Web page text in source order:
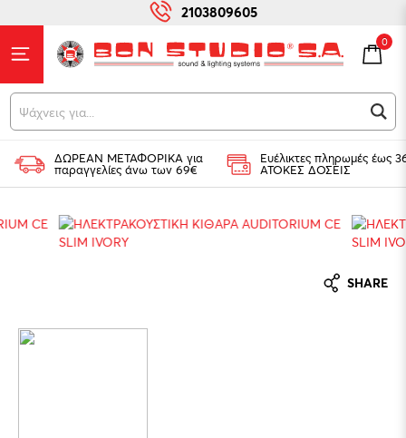
2103809605
0
Ψά
ΔΩΡΕΑΝ ΜΕΤΑΦΟΡΙΚΑ για
παραγγελίες άνω των 69€
Ευέλικτες πληρωμές έως
ΑΤΟΚΕΣ ΔΟΣΕΙΣ
SHARE